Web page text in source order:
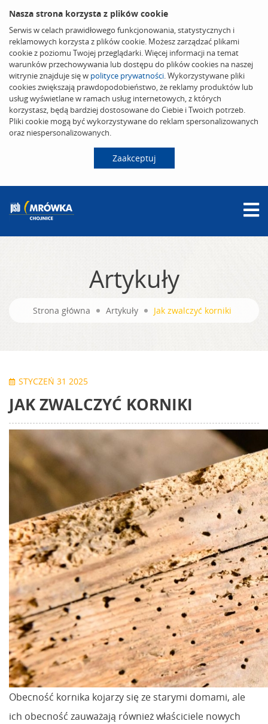
Nasza strona korzysta z plików cookie
Serwis w celach prawidłowego funkcjonowania, statystycznych i
reklamowych korzysta z plików cookie. Możesz zarządzać plikami
cookie z poziomu Twojej przeglądarki. Więcej informacji na temat
warunków przechowywania lub dostępu do plików cookies na naszej
witrynie znajduje się w polityce prywatności. Wykorzystywane pliki
cookies zwiększają prawdopodobieństwo, że reklamy produktów lub
usług wyświetlane w ramach usług internetowych, z których
korzystasz, będą bardziej dostosowane do Ciebie i Twoich potrzeb.
Pliki cookie mogą być wykorzystywane do reklam spersonalizowanych
oraz niespersonalizowanych.
Zaakceptuj
Artykuły
Strona główna Artykuły Jak zwalczyć korniki
STYCZEŃ 31 2025
JAK ZWALCZYĆ KORNIKI
Obecność kornika kojarzy się ze starymi domami, ale
ich obecność zauważają również właściciele nowych